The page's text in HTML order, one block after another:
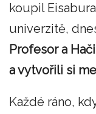
koupil
univerzitě,
Profesor a
a vytvořili si
Každé ráno,